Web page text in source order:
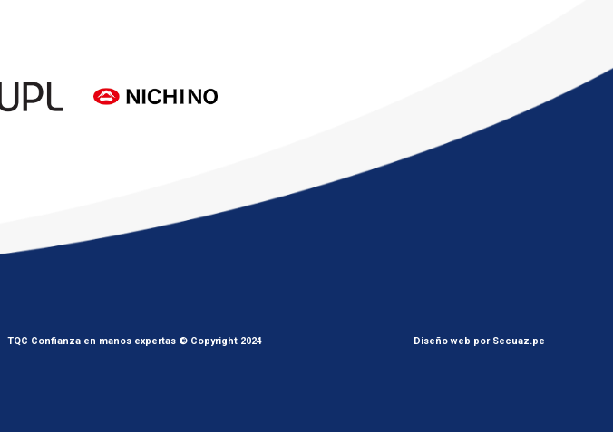
TQC Confianza en manos expertas © Copyright 2024 Diseño web por Secuaz.pe